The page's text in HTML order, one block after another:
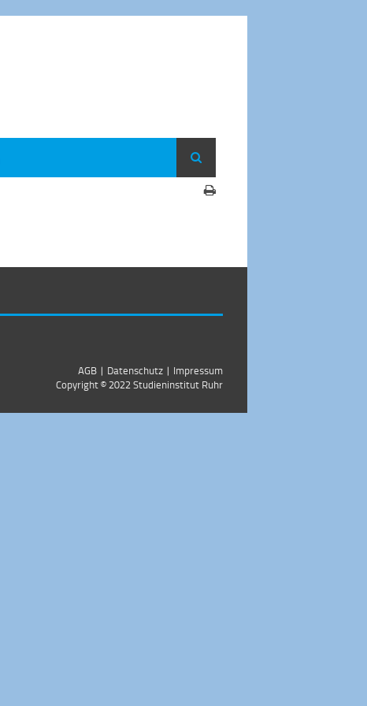
AGB| Datenschutz| Impressum
Copyright ©2022Studieninstitut Ruhr